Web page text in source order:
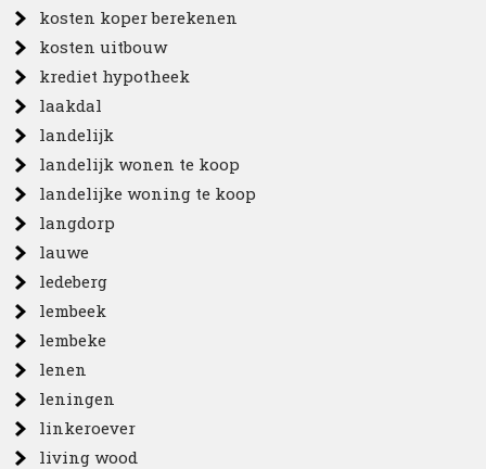
kosten koper berekenen
kosten uitbouw
krediet hypotheek
laakdal
landelijk
landelijk wonen te koop
landelijke woning te koop
langdorp
lauwe
ledeberg
lembeek
lembeke
lenen
leningen
linkeroever
living wood